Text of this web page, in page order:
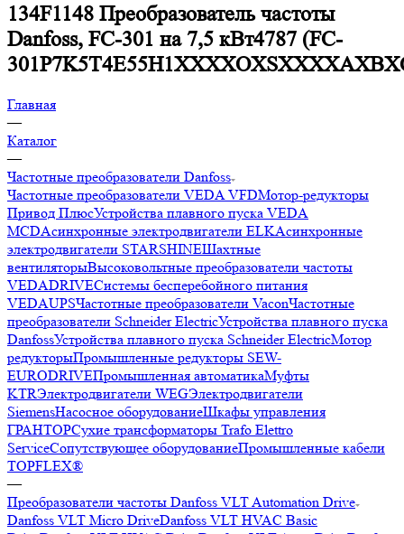
134F1148 Преобразователь частоты
Danfoss, FC-301 на 7,5 кВт4787 (FC-
Главная
—
Каталог
—
Частотные преобразователи Danfoss
Частотные преобразователи VEDA VFDМотор-редукторы
Привод ПлюсУстройства плавного пуска VEDA
MCDАсинхронные электродвигатели ELKАсинхронные
электродвигатели STARSHINEШахтные
вентиляторыВысоковольтные преобразователи частоты
VEDADRIVEСистемы бесперебойного питания
VEDAUPSЧастотные преобразователи VaconЧастотные
преобразователи Schneider ElectricУстройства плавного пуска
DanfossУстройства плавного пуска Schneider ElectricМотор
редукторыПромышленные редукторы SEW-
EURODRIVEПромышленная автоматикаМуфты
KTRЭлектродвигатели WEGЭлектродвигатели
SiemensНасосное оборудованиеШкафы управления
ГРАНТОРСухие трансформаторы Trafo Elettro
ServiceСопутствующее оборудованиеПромышленные кабели
TOPFLEX®
—
Преобразователи частоты Danfoss VLT Automation Drive
Danfoss VLT Micro DriveDanfoss VLT HVAC Basic